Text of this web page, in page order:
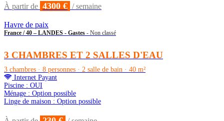
À partir de 4300 € / semaine
Havre de paix
France / 40 – LANDES - Gastes - Non classé
3 CHAMBRES ET 2 SALLES D'EAU
3 chambres · 8 personnes · 2 salle de bain · 40 m²
Internet Payant
Piscine : OUI
Ménage : Option possible
Linge de maison : Option possible